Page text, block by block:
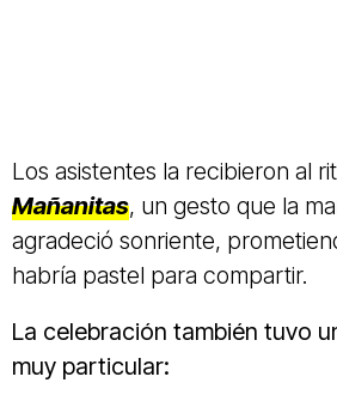
Los asistentes la recibieron al
Mañanitas, un gesto que la
agradeció sonriente,
habría pastel para compartir.
La celebración también tuvo
muy particular: